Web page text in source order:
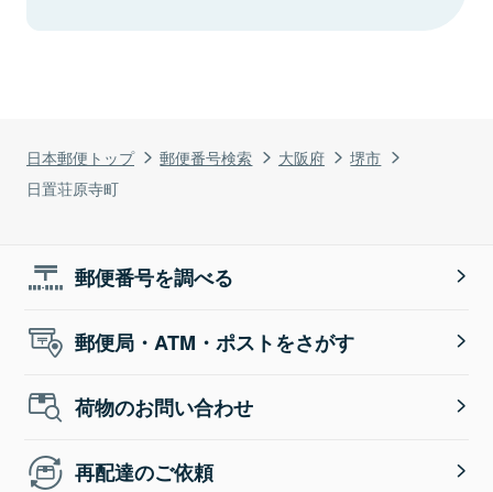
日本郵便トップ 郵便番号検索 大阪府
堺市
日置荘原寺町
郵便番号を調べる
郵便局・ATM・ポストをさがす
荷物のお問い合わせ
再配達のご依頼